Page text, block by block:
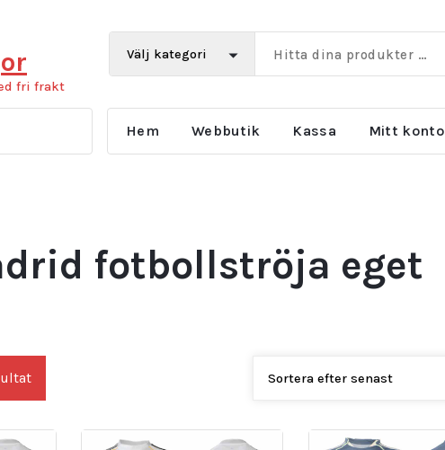
fri frakt
Hem Webbutik Kassa Mitt konto
fotbollströja eget
Sortera
efter